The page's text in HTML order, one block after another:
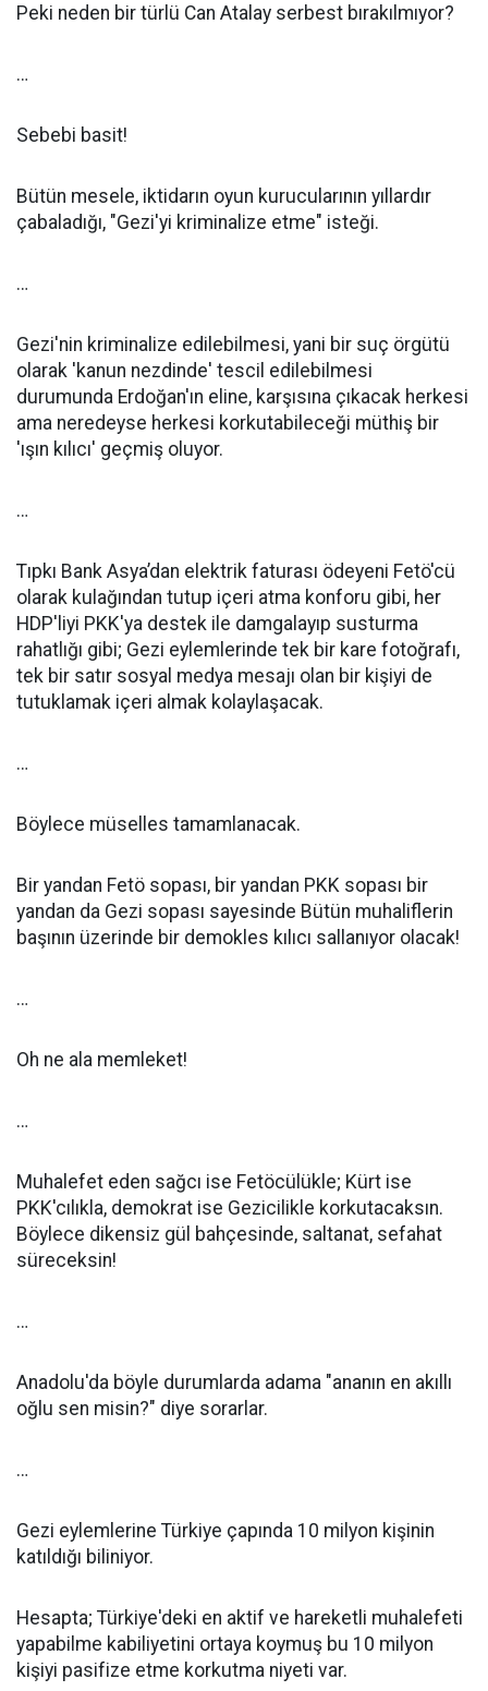
Peki neden bir türlü Can Atalay serbest bırakılmıyor?
…
Sebebi basit!
Bütün mesele, iktidarın oyun kurucularının yıllardır
çabaladığı, "Gezi'yi kriminalize etme" isteği.
…
Gezi'nin kriminalize edilebilmesi, yani bir suç örgütü
olarak 'kanun nezdinde' tescil edilebilmesi
durumunda Erdoğan'ın eline, karşısına çıkacak herkesi
ama neredeyse herkesi korkutabileceği müthiş bir
'ışın kılıcı' geçmiş oluyor.
…
Tıpkı Bank Asya’dan elektrik faturası ödeyeni Fetö'cü
olarak kulağından tutup içeri atma konforu gibi, her
HDP'liyi PKK'ya destek ile damgalayıp susturma
rahatlığı gibi; Gezi eylemlerinde tek bir kare fotoğrafı,
tek bir satır sosyal medya mesajı olan bir kişiyi de
tutuklamak içeri almak kolaylaşacak.
…
Böylece müselles tamamlanacak.
Bir yandan Fetö sopası, bir yandan PKK sopası bir
yandan da Gezi sopası sayesinde Bütün muhaliflerin
başının üzerinde bir demokles kılıcı sallanıyor olacak!
…
Oh ne ala memleket!
…
Muhalefet eden sağcı ise Fetöcülükle; Kürt ise
PKK'cılıkla, demokrat ise Gezicilikle korkutacaksın.
Böylece dikensiz gül bahçesinde, saltanat, sefahat
süreceksin!
…
Anadolu'da böyle durumlarda adama "ananın en akıllı
oğlu sen misin?" diye sorarlar.
…
Gezi eylemlerine Türkiye çapında 10 milyon kişinin
katıldığı biliniyor.
Hesapta; Türkiye'deki en aktif ve hareketli muhalefeti
yapabilme kabiliyetini ortaya koymuş bu 10 milyon
kişiyi pasifize etme korkutma niyeti var.